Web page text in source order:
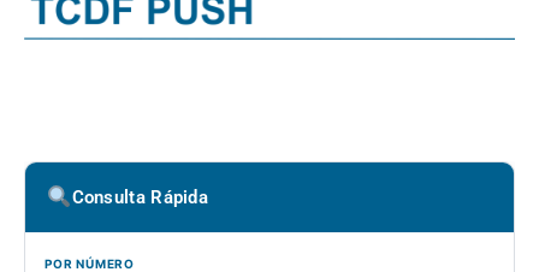
Consulta Rápida
POR NÚMERO